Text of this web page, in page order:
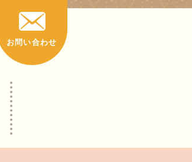
お問い合わせ